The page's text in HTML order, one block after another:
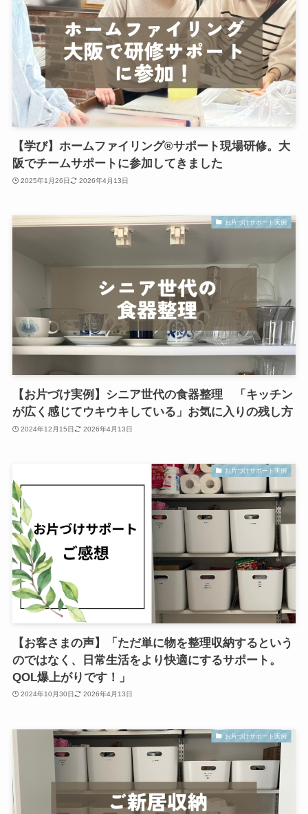
【学び】ホームファイリング®サポート現場研修。大
阪でチームサポートに参加してきました
2025年1月26日 2026年4月13日
お片づけサポート実例
【お片づけ実例】シニア世代の食器整理 「キッチン
が広く感じてウキウキしている」お気に入りの残し方
2024年12月15日 2026年4月13日
お片づけサポート実例
【お客さまの声】「ただ単に物を整理収納するという
のではなく、日常生活をより快適にするサポート。
QOL爆上がりです！」
2024年10月30日 2026年4月13日
お片づけサポート実例